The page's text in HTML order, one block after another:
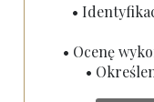
•
• Ocenę
•